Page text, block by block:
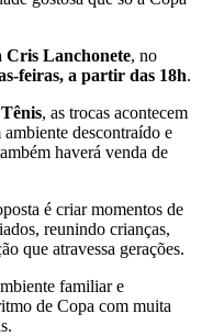
Cris Lanchonete, no
feiras, a partir das 18h.
, as trocas acontecem
ambiente descontraído e
haverá venda de
é criar momentos de
reunindo crianças,
que atravessa gerações.
familiar e
de Copa com muita